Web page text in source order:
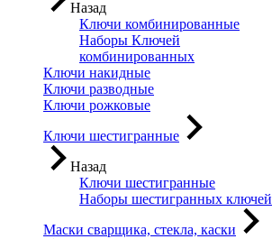
Назад
Ключи комбинированные
Наборы Ключей
комбинированных
Ключи накидные
Ключи разводные
Ключи рожковые
Ключи шестигранные
Назад
Ключи шестигранные
Наборы шестигранных ключей
Маски сварщика, стекла, каски